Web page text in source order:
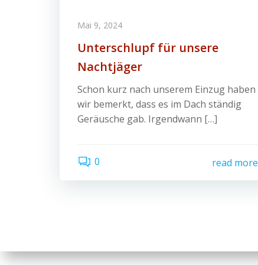
Mai 9, 2024
Unterschlupf für unsere
Nachtjäger
Schon kurz nach unserem Einzug haben
wir bemerkt, dass es im Dach ständig
Geräusche gab. Irgendwann […]
0 read more